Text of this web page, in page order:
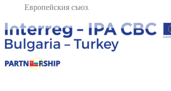
Европейския съюз.